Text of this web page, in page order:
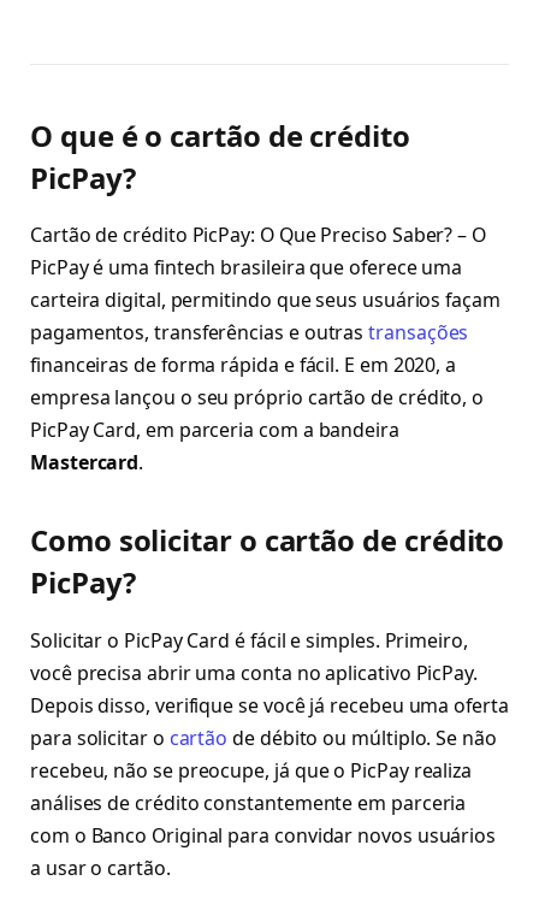
O que é o cartão de crédito
PicPay?
Cartão de crédito PicPay: O Que Preciso Saber? – O
PicPay é uma fintech brasileira que oferece uma
carteira digital, permitindo que seus usuários façam
pagamentos, transferências e outrastransações
financeiras de forma rápida e fácil. E em 2020, a
empresa lançou o seu próprio cartão de crédito, o
PicPay Card, em parceria com a bandeira
Mastercard.
Como solicitar o cartão de crédito
PicPay?
Solicitar o PicPay Card é fácil e simples. Primeiro,
você precisa abrir uma conta no aplicativo PicPay.
Depois disso, verifique se você já recebeu uma oferta
para solicitar o cartão de débito ou múltiplo. Se não
recebeu, não se preocupe, já que o PicPay realiza
análises de crédito constantemente em parceria
com o Banco Original para convidar novos usuários
a usar o cartão.